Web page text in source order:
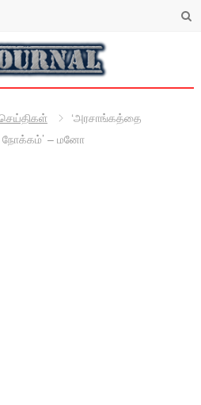
‘அரசாங்கத்தை
நோக்கம்’ – மனோ